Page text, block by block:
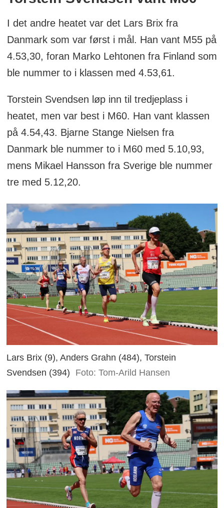
I det andre heatet var det Lars Brix fra
Danmark som var først i mål. Han vant M55 på
4.53,30, foran Marko Lehtonen fra Finland som
ble nummer to i klassen med 4.53,61.
Torstein Svendsen løp inn til tredjeplass i
heatet, men var best i M60. Han vant klassen
på 4.54,43. Bjarne Stange Nielsen fra
Danmark ble nummer to i M60 med 5.10,93,
mens Mikael Hansson fra Sverige ble nummer
tre med 5.12,20.
Lars Brix (9), Anders Grahn (484), Torstein
Svendsen (394)
Foto: Tom-Arild Hansen